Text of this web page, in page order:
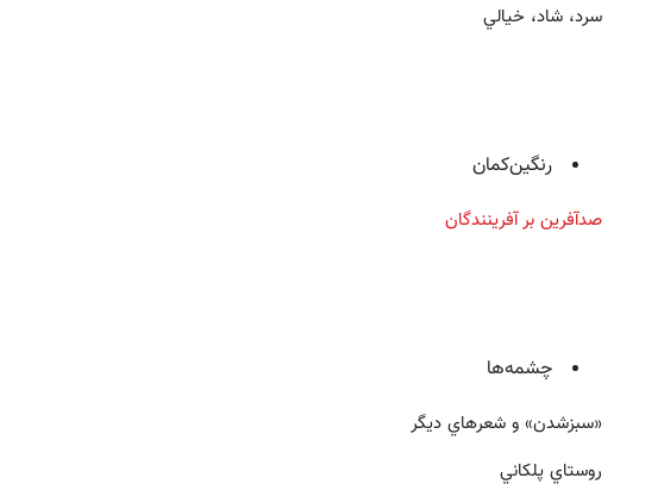
سرد، شاد، خيالي
رنگين‌كمان
صد‌آفرين بر آفرينندگان
چشمه‌ها
«سبز‌شدن» و شعرهاي ديگر
روستاي پلكاني